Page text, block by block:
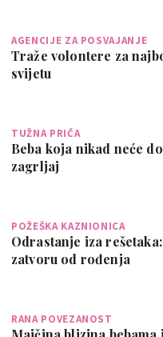
AGENCIJE ZA POSVAJANJE
Traže volontere za
svijetu
TUŽNA PRIČA
Beba koja nikad neće
zagrljaj
POŽEŠKA KAZNIONICA
Odrastanje iza
zatvoru od rođenja
RANA POVEZANOST